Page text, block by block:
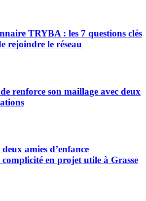
TRYBA : les 7 questions clés
rejoindre le réseau
renforce son maillage avec deux
amies d’enfance
en projet utile à Grasse